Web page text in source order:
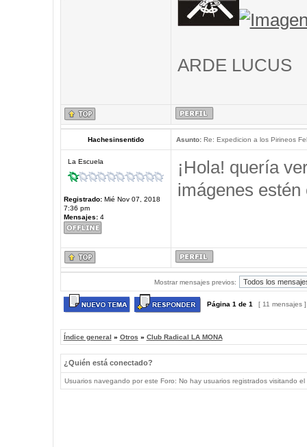
ARDE LUCUS
Hachesinsentido Asunto:Re: Expedicion a los Pirineos
La Escuela
Registrado:Mié Nov 07, 2018
7:36 pm
Mensajes:4
¡Hola! quería
imágenes
Mostrar mensajes previos:
Página 1 de 1 [ 11 mensajes
Índice general » Otros » Club Radical LA MONA
¿Quién está conectado?
Usuarios navegando por este Foro: No hay usuarios registrados visitando